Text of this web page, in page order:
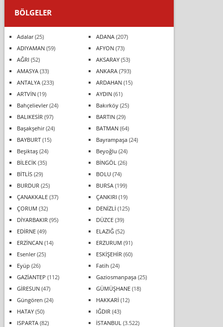
BÖLGELER
Adalar(25) ADANA(207)
ADIYAMAN(59) AFYON(73)
AĞRI (52) AKSARAY(53)
AMASYA(33) ANKARA(793)
ANTALYA(233) ARDAHAN(15)
ARTVİN(19) AYDIN(61)
Bahçelievler(24) Bakırköy(25)
BALIKESİR (97) BARTIN(29)
Başakşehir(24) BATMAN(64)
BAYBURT(15) Bayrampaşa(24)
Beşiktaş(24) Beyoğlu (24)
BİLECİK(35) BİNGÖL (26)
BİTLİS(29) BOLU (74)
BURDUR (25) BURSA(199)
ÇANAKKALE(37) ÇANKIRI (19)
ÇORUM (32) DENİZLİ (125)
DİYARBAKIR (95) DÜZCE(39)
EDİRNE(49) ELAZIĞ(52)
ERZİNCAN(14) ERZURUM (91)
Esenler(25) ESKİŞEHİR (60)
Eyüp (26) Fatih (24)
GAZİANTEP (112) Gaziosmanpaşa(25)
GİRESUN(47) GÜMÜŞHANE(18)
Güngören (24) HAKKARİ (12)
HATAY(50) IĞDIR (43)
ISPARTA(82) İSTANBUL (3.522)